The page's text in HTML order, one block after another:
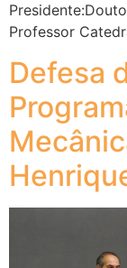
Professor
Defesa